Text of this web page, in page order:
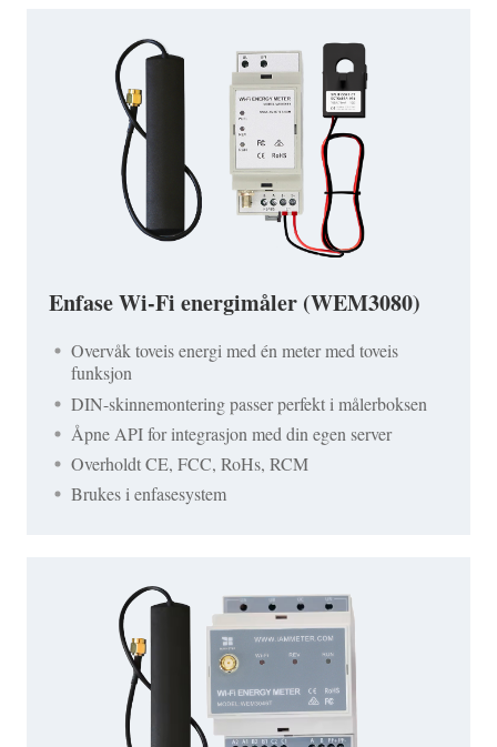
Enfase Wi-Fi energimåler (WEM3080)
Overvåk toveis energi med én meter med toveis
funksjon
DIN-skinnemontering passer perfekt i målerboksen
Åpne API for integrasjon med din egen server
Overholdt CE, FCC, RoHs, RCM
Brukes i enfasesystem